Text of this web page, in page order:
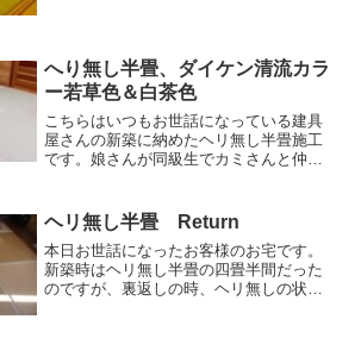
喜び頂きましたので...
へり無し半畳、ダイケン清流カラ
ー若草色＆白茶色
こちらはいつもお世話になっている建具
屋さんの新築に納めたヘリ無し半畳施工
です。娘さんが同級生でカミさんと仲が
イケン和紙表清流カラー若草色＆白茶色
の2色使い。同級生の娘さ...
ヘリ無し半畳 Return
本日お世話になったお客様のお宅です。
新築時はヘリ無し半畳の四畳半間だった
のですが、裏返しの時、ヘリ無しの状態